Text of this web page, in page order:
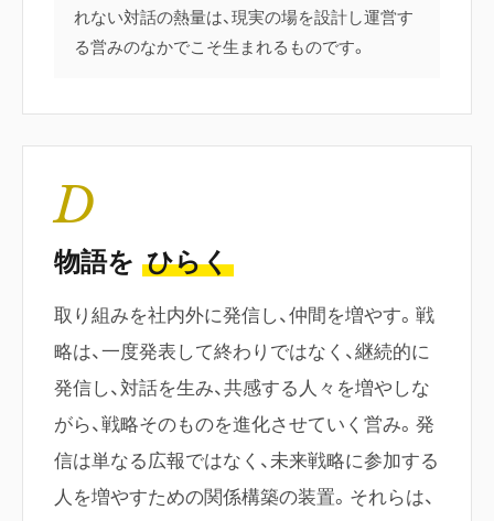
れない対話の熱量は、現実の場を設計し運営す
る営みのなかでこそ生まれるものです。
D
物語を ひらく
取り組みを社内外に発信し、仲間を増やす。戦
略は、一度発表して終わりではなく、継続的に
発信し、対話を生み、共感する人々を増やしな
がら、戦略そのものを進化させていく営み。発
信は単なる広報ではなく、未来戦略に参加する
人を増やすための関係構築の装置。それらは、